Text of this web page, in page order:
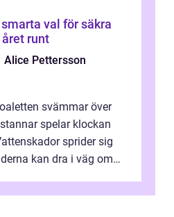
runt
Alice Pettersson
svämmar över
spelar klockan
sprider sig
kan dra i väg om